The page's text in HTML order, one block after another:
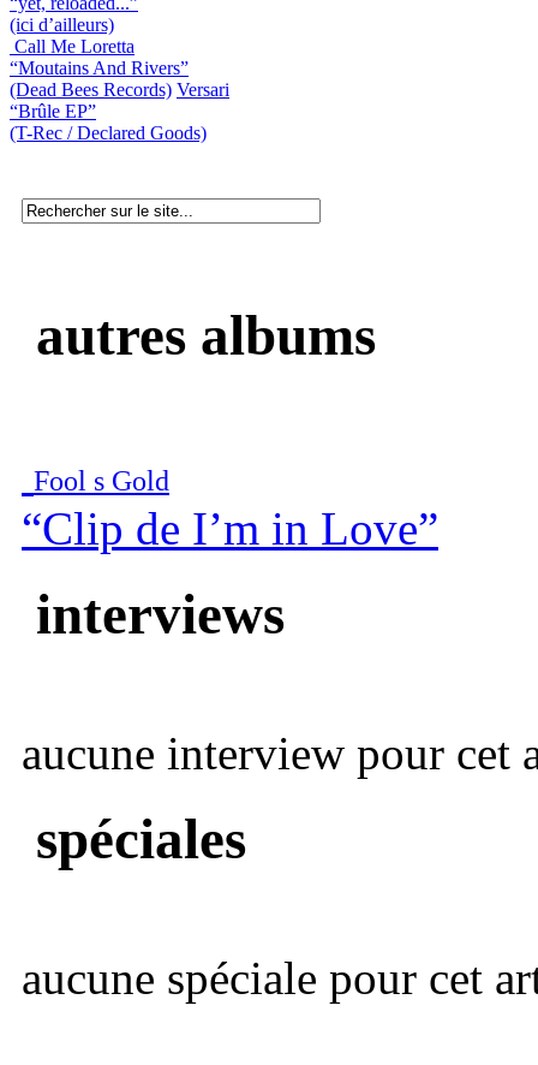
(ici d’ailleurs)
Call Me Loretta
“Moutains And Rivers”
(Dead Bees Records) Versari
“Brûle EP”
(T-Rec / Declared Goods)
autres albums
Fool s Gold
“Clip de I’m in Love”
interviews
aucune interview pour cet
spéciales
aucune spéciale pour cet